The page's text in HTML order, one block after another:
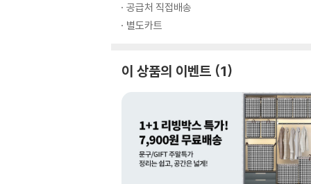
공급처 직접배송
별도카트
이 상품의 이벤트 1